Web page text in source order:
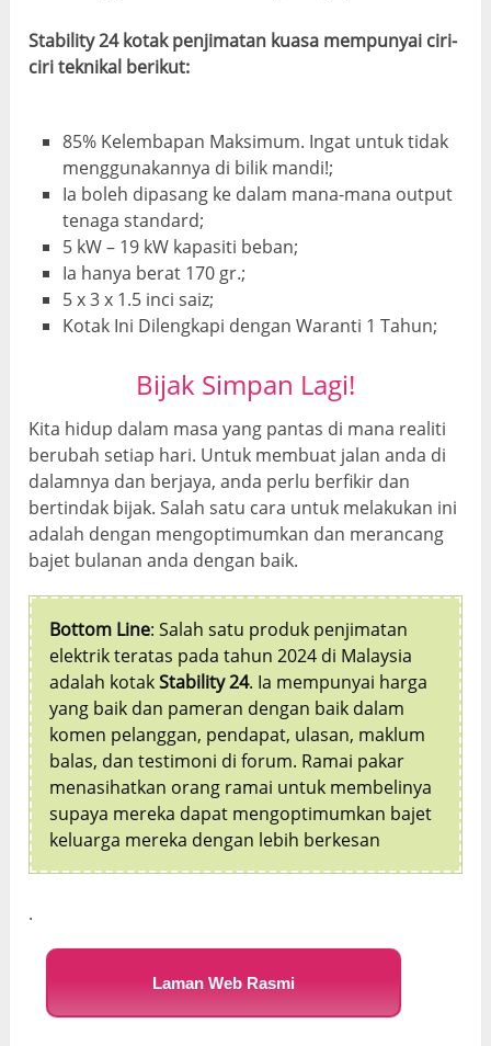
Stability 24 kotak penjimatan kuasa mempunyai ciri-
ciri teknikal berikut:
85% Kelembapan Maksimum. Ingat untuk tidak
menggunakannya di bilik mandi!;
Ia boleh dipasang ke dalam mana-mana output
tenaga standard;
5 kW – 19 kW kapasiti beban;
Ia hanya berat 170 gr.;
5 x 3 x 1.5 inci saiz;
Kotak Ini Dilengkapi dengan Waranti 1 Tahun;
Bijak Simpan Lagi!
Kita hidup dalam masa yang pantas di mana realiti
berubah setiap hari. Untuk membuat jalan anda di
dalamnya dan berjaya, anda perlu berfikir dan
bertindak bijak. Salah satu cara untuk melakukan ini
adalah dengan mengoptimumkan dan merancang
bajet bulanan anda dengan baik.
Bottom Line: Salah satu produk penjimatan
elektrik teratas pada tahun 2024 di Malaysia
adalah kotakStability 24. Ia mempunyai harga
yang baik dan pameran dengan baik dalam
komen pelanggan, pendapat, ulasan, maklum
balas, dan testimoni di forum. Ramai pakar
menasihatkan orang ramai untuk membelinya
supaya mereka dapat mengoptimumkan bajet
keluarga mereka dengan lebih berkesan
.
Laman Web Rasmi